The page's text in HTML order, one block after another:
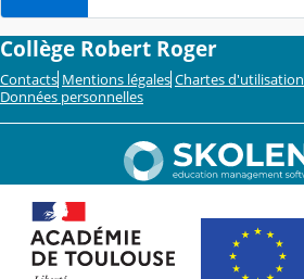
Collège Robert Roger
Contacts Mentions légales Chartes d'utilisation
Données personnelles